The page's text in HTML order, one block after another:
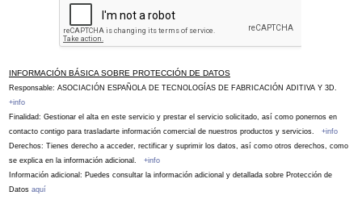
INFORMACIÓN BÁSICA SOBRE PROTECCIÓN DE DATOS
Responsable: ASOCIACIÓN ESPAÑOLA DE TECNOLOGÍAS DE FABRICACIÓN ADITIVA Y 3D.
+info
Finalidad: Gestionar el alta en este servicio y prestar el servicio solicitado, así como ponernos en
contacto contigo para trasladarte información comercial de nuestros productos y servicios. +info
Derechos: Tienes derecho a acceder, rectificar y suprimir los datos, así como otros derechos, como
se explica en la información adicional. +info
Información adicional: Puedes consultar la información adicional y detallada sobre Protección de
Datos aquí